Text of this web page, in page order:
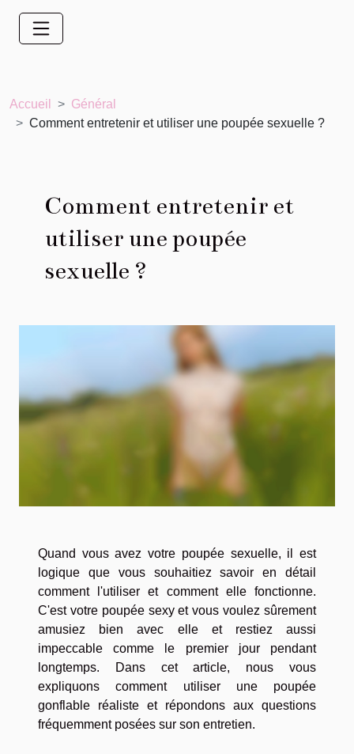
Accueil
Général
Comment entretenir et utiliser une poupée sexuelle ?
Comment entretenir et
utiliser une poupée
sexuelle ?
Quand vous avez votre poupée sexuelle, il est
logique que vous souhaitiez savoir en détail
comment l'utiliser et comment elle fonctionne.
C'est votre poupée sexy et vous voulez sûrement
amusiez bien avec elle et restiez aussi
impeccable comme le premier jour pendant
longtemps. Dans cet article, nous vous
expliquons comment utiliser une poupée
gonflable réaliste et répondons aux questions
fréquemment posées sur son entretien.